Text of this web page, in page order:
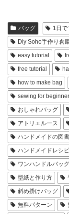
バッグ 1日で
Diy Soho手作り倉
easy tutorial
free tutorial
how to make bag
sewing for
おしゃれバッグ
アトリエルース
ハンドメイドの図
ハンドメイドレシピ
ワンハンドルバッグ
型紙と作り方
斜め掛けバッグ
無料パターン